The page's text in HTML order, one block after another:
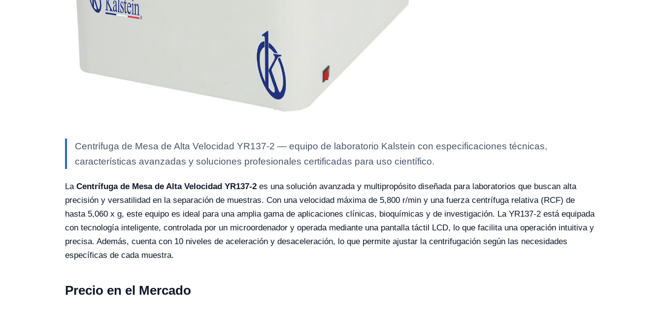
Centrífuga de Mesa de Alta Velocidad YR137-2 — equipo de laboratorio Kalstein con especificaciones técnicas,
características avanzadas y soluciones profesionales certificadas para uso científico.
La Centrífuga de Mesa de Alta Velocidad YR137-2 es una solución avanzada y multipropósito diseñada para laboratorios que buscan alta
precisión y versatilidad en la separación de muestras. Con una velocidad máxima de 5,800 r/min y una fuerza centrífuga relativa (RCF) de
hasta 5,060 x g, este equipo es ideal para una amplia gama de aplicaciones clínicas, bioquímicas y de investigación. La YR137-2 está equipada
con tecnología inteligente, controlada por un microordenador y operada mediante una pantalla táctil LCD, lo que facilita una operación intuitiva y
precisa. Además, cuenta con 10 niveles de aceleración y desaceleración, lo que permite ajustar la centrifugación según las necesidades
específicas de cada muestra.
Precio en el Mercado